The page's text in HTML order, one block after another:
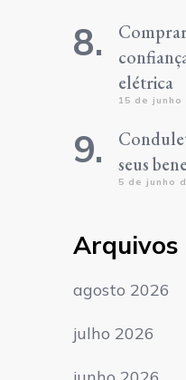
elétrica
15 de junho
seus
5 de junho
Arquivos
agosto 2026
julho 2026